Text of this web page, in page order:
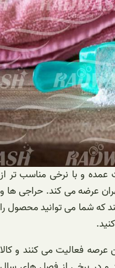
و با نرخی مناسب تر از
عرضه می کند. حراجی ها و
که شما می توانید محصول را
عرصه فعالیت می کنند و کالا